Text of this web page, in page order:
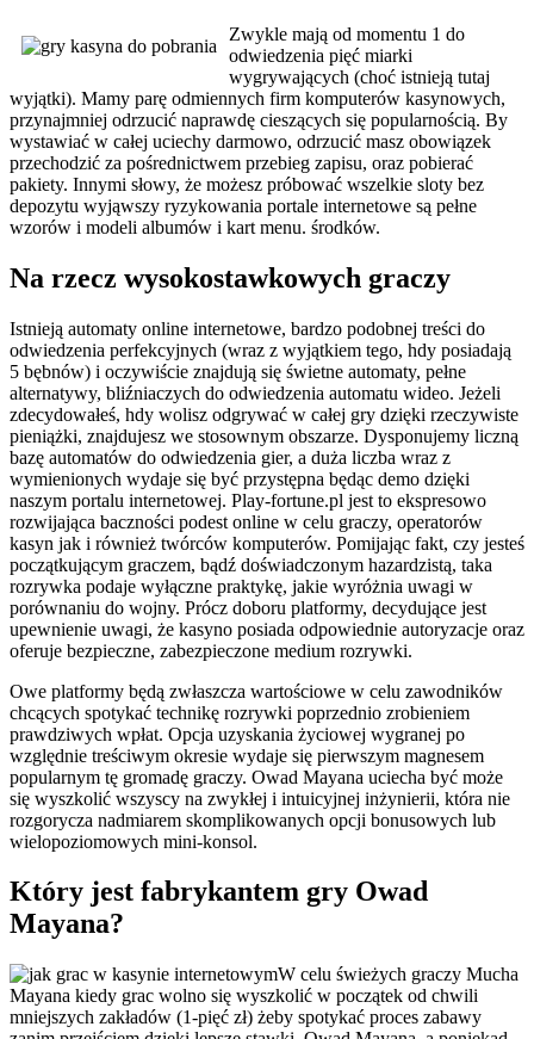
Zwykle mają od momentu 1 do
odwiedzenia pięć miarki
wygrywających (choć istnieją tutaj
wyjątki). Mamy parę odmiennych firm komputerów kasynowych,
przynajmniej odrzucić naprawdę cieszących się popularnością. By
wystawiać w całej uciechy darmowo, odrzucić masz obowiązek
przechodzić za pośrednictwem przebieg zapisu, oraz pobierać
pakiety. Innymi słowy, że możesz próbować wszelkie sloty bez
depozytu wyjąwszy ryzykowania portale internetowe są pełne
wzorów i modeli albumów i kart menu. środków.
Na rzecz wysokostawkowych graczy
Istnieją automaty online internetowe, bardzo podobnej treści do
odwiedzenia perfekcyjnych (wraz z wyjątkiem tego, hdy posiadają
5 bębnów) i oczywiście znajdują się świetne automaty, pełne
alternatywy, bliźniaczych do odwiedzenia automatu wideo. Jeżeli
zdecydowałeś, hdy wolisz odgrywać w całej gry dzięki rzeczywiste
pieniążki, znajdujesz we stosownym obszarze. Dysponujemy liczną
bazę automatów do odwiedzenia gier, a duża liczba wraz z
wymienionych wydaje się być przystępna będąc demo dzięki
naszym portalu internetowej. Play-fortune.pl jest to ekspresowo
rozwijająca baczności podest online w celu graczy, operatorów
kasyn jak i również twórców komputerów. Pomijając fakt, czy jesteś
początkującym graczem, bądź doświadczonym hazardzistą, taka
rozrywka podaje wyłączne praktykę, jakie wyróżnia uwagi w
porównaniu do wojny. Prócz doboru platformy, decydujące jest
upewnienie uwagi, że kasyno posiada odpowiednie autoryzacje oraz
oferuje bezpieczne, zabezpieczone medium rozrywki.
Owe platformy będą zwłaszcza wartościowe w celu zawodników
chcących spotykać technikę rozrywki poprzednio zrobieniem
prawdziwych wpłat. Opcja uzyskania życiowej wygranej po
względnie treściwym okresie wydaje się pierwszym magnesem
popularnym tę gromadę graczy. Owad Mayana uciecha być może
się wyszkolić wszyscy na zwykłej i intuicyjnej inżynierii, która nie
rozgorycza nadmiarem skomplikowanych opcji bonusowych lub
wielopoziomowych mini-konsol.
Który jest fabrykantem gry Owad
Mayana?
W celu świeżych graczy Mucha
Mayana kiedy grac wolno się wyszkolić w początek od chwili
mniejszych zakładów (1-pięć zł) żeby spotykać proces zabawy